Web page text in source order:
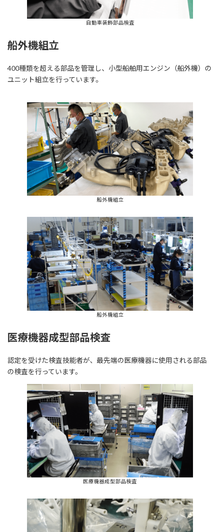
自動車装飾部品検査
船外機組立
400種類を超える部品を管理し、小型船舶用エンジン（船外機）の
ユニット組立を行っています。
船外機組立
船外機組立
医療機器成型部品検査
認定を受けた検査技能者が、最先端の医療機器に使用される部品
の検査を行っています。
医療機器成型部品検査